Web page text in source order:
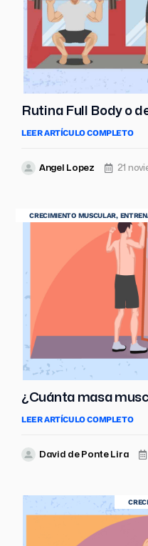
Rutina Full Body o
LEER ARTÍCULO COMPLETO
Angel Lopez 21
CRECIMIENTO MUSCULAR,
¿Cuánta masa
LEER ARTÍCULO COMPLETO
David de Ponte Lira